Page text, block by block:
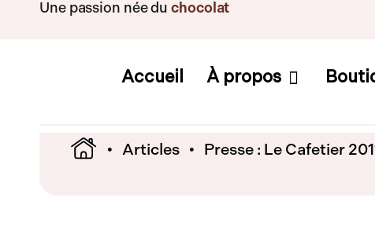
Une passion née duchocolat
Accueil À propos
• Articles • Presse : Le Cafetier